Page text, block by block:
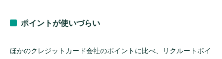
ポイントが使いづらい
ほかのクレジットカード会社のポイントに比べ、リクルートポイ